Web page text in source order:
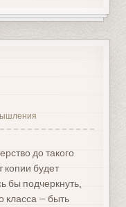
до такого
копии будет
бы подчеркнуть,
класса — быть